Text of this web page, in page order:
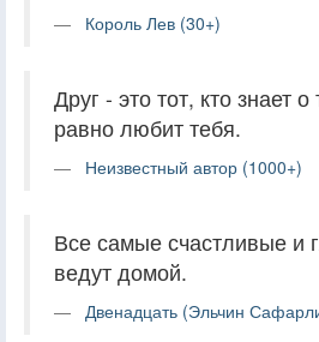
Король Лев (30+)
Друг - это тот, кто знает
равно любит тебя.
Неизвестный автор (1000+)
Все самые счастливые и
ведут домой.
Двенадцать (Эльчин